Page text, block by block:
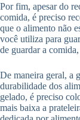
Por fim, apesar do
comida, é preciso
que o alimento não
você utiliza para
de guardar a
De maneira geral, a
durabilidade dos
gelado, é preciso
mais baixa a